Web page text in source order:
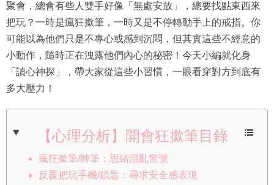
聚會，總會有些人雙手好像「無處安放」，總要找點東西來
把玩？一時是瘋狂撳筆，一時又是不停轉動手上的戒指。你
可能以為他們只是不專心或感到沉悶，但其實這些不經意的
小動作，隨時正在洩露他們內心的秘密！今天小編就化身
「讀心神探」，帶大家從這些小習慣，一眼看穿對方到底有
多大壓力！
【心理分析】開會狂撳筆目錄
瘋狂撳筆/轉筆：思緒混亂警號
反覆把玩手機/鎖匙：尋求安全感表現